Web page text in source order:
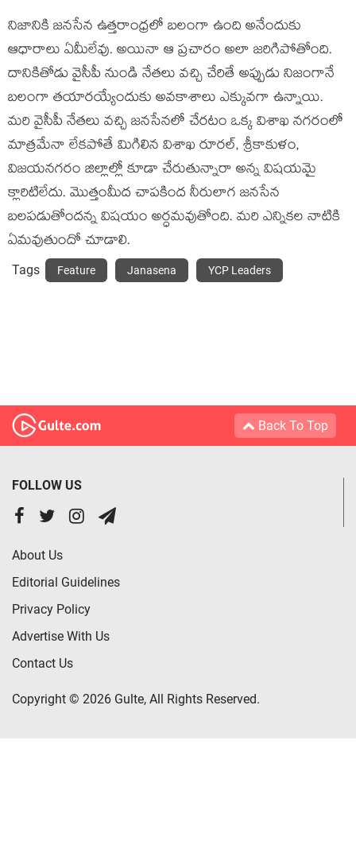
నిజానికి జనసేన ఉత్తరాంధ్రలో బలంగా ఉంది అనేందుకు
ఆధారాలు ఏమీలేవు. అయినా ఆ ప్రచారం అలా జరిగిపోతోంది.
దానికితోడు వైసీపీ నుండి నేతలు వచ్చి చేరితే అప్పుడు నిజంగానే
బలంగా తయారయ్యేందుకు అవకాశాలు ఎక్కువగా ఉన్నాయి.
మరి వైసీపీ నేతలు వచ్చి జనసేనలో చేరటం ఒక్క విశాఖ నగరంలో
మాత్రమేనా లేకపోతే మిగిలిన విశాఖ రూరల్, శ్రీకాకుళం,
విజయనగరం జిల్లాల్లో కూడా చేరుతున్నారా అన్న విషయమై
క్లారిటిలేదు. మొత్తంమీద చాపకింద నీరులాగ జనసేన
బలపడుతోందన్న విషయం అర్ధమవుతోంది. మరి ఎన్నికల నాటికి
ఏమవుతుందో చూడాలి.
Tags Feature Janasena YCP Leaders
Back To Top
FOLLOW US
About Us
Editorial Guidelines
Privacy Policy
Advertise With Us
Contact Us
Copyright © 2026 Gulte, All Rights Reserved.